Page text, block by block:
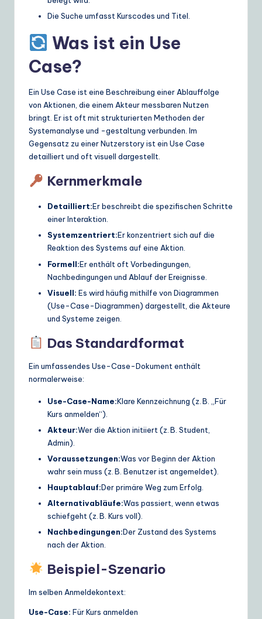
Die Suche umfasst Kurscodes und Titel.
Was ist ein Use
Case?
Ein Use Case ist eine Beschreibung einer Ablauffolge
von Aktionen, die einem Akteur messbaren Nutzen
bringt. Er ist oft mit strukturierten Methoden der
Systemanalyse und -gestaltung verbunden. Im
Gegensatz zu einer Nutzerstory ist ein Use Case
detailliert und oft visuell dargestellt.
Kernmerkmale
Detailliert:Er beschreibt die spezifischen Schritte
einer Interaktion.
Systemzentriert:Er konzentriert sich auf die
Reaktion des Systems auf eine Aktion.
Formell:Er enthält oft Vorbedingungen,
Nachbedingungen und Ablauf der Ereignisse.
Visuell: Es wird häufig mithilfe von Diagrammen
(Use-Case-Diagrammen) dargestellt, die Akteure
und Systeme zeigen.
Das Standardformat
Ein umfassendes Use-Case-Dokument enthält
normalerweise:
Use-Case-Name:Klare Kennzeichnung (z. B. „Für
Kurs anmelden“).
Akteur:Wer die Aktion initiiert (z. B. Student,
Admin).
Voraussetzungen:Was vor Beginn der Aktion
wahr sein muss (z. B. Benutzer ist angemeldet).
Hauptablauf:Der primäre Weg zum Erfolg.
Alternativabläufe:Was passiert, wenn etwas
schiefgeht (z. B. Kurs voll).
Nachbedingungen:Der Zustand des Systems
nach der Aktion.
Beispiel-Szenario
Im selben Anmeldekontext:
Use-Case: Für Kurs anmelden